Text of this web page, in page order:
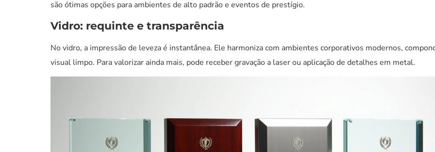
são ótimas opções para ambientes de alto padrão e eventos de prestígio.
Vidro: requinte e transparência
No vidro, a impressão de leveza é instantânea. Ele harmoniza com ambientes corporativos modernos,
visual limpo. Para valorizar ainda mais, pode receber gravação a laser ou aplicação de detalhes em metal.